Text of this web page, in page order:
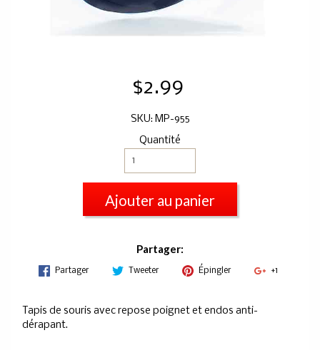
$2.99
SKU: MP-955
Quantité
Ajouter au panier
Partager:
Partager Tweeter Épingler +1
Tapis de souris avec repose poignet et endos anti-
dérapant.